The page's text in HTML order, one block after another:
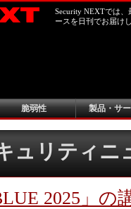
Security NEXTでは
ースを日刊でお届け
脆弱性 製品・サ
ュリティニ
2025」